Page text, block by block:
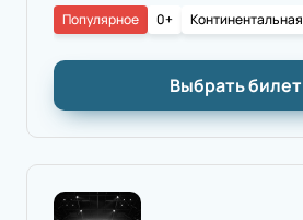
0+
Популярное
Выбрать